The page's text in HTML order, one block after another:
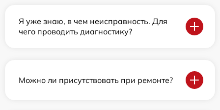
Я уже знаю, в чем неисправность. Для
чего проводить диагностику?
Можно ли присутствовать при ремонте?